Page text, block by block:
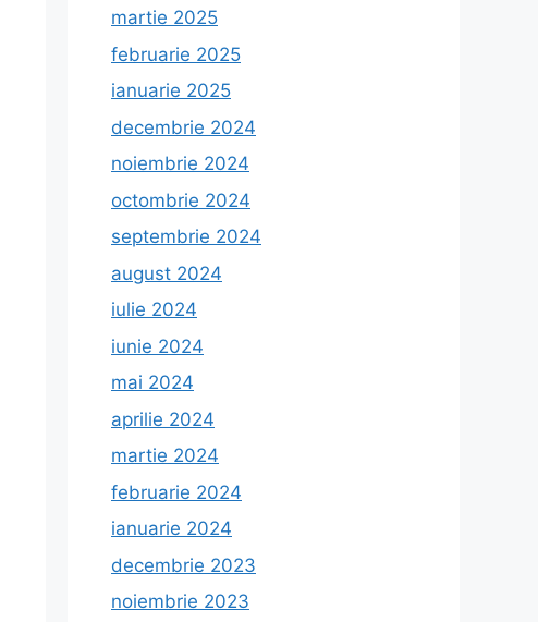
martie 2025
februarie 2025
ianuarie 2025
decembrie 2024
noiembrie 2024
octombrie 2024
septembrie 2024
august 2024
iulie 2024
iunie 2024
mai 2024
aprilie 2024
martie 2024
februarie 2024
ianuarie 2024
decembrie 2023
noiembrie 2023